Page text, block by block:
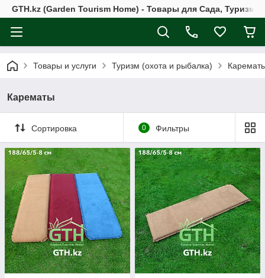
GTH.kz (Garden Tourism Home) - Товары для Сада, Туризма
Товары и услуги Туризм (охота и рыбалка)
Карематы
Сортировка 0 Фильтры